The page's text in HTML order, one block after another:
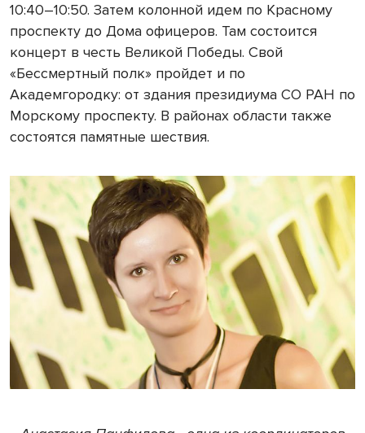
10:40–10:50. Затем колонной идем по Красному
проспекту до Дома офицеров. Там состоится
концерт в честь Великой Победы. Свой
«Бессмертный полк» пройдет и по
Академгородку: от здания президиума СО РАН по
Морскому проспекту. В районах области также
состоятся памятные шествия.